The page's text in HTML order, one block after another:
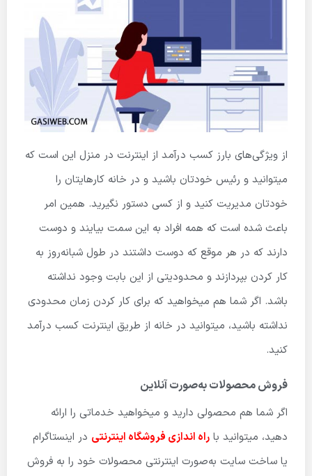
از ویژگی‌های بارز کسب درآمد از اینترنت در منزل این است که
میتوانید و رئیس خودتان باشید و در خانه کارهایتان را
خودتان مدیریت کنید و از کسی دستور نگیرید. همین امر
باعث شده است که همه افراد به این سمت بیایند و دوست
دارند که در هر موقع که دوست داشتند در طول شبانه‌روز به
کار کردن بپردازند و محدودیتی از این بابت وجود نداشته
باشد. اگر شما هم میخواهید که برای کار کردن زمان محدودی
نداشته باشید، میتوانید در خانه از طریق اینترنت کسب درآمد
کنید.
فروش محصولات به‌صورت آنلاین
اگر شما هم محصولی دارید و میخواهید خدماتی را ارائه
دهید، میتوانید با راه اندازی فروشگاه اینترنتی در اینستاگرام
یا ساخت سایت به‌صورت اینترنتی محصولات خود را به فروش